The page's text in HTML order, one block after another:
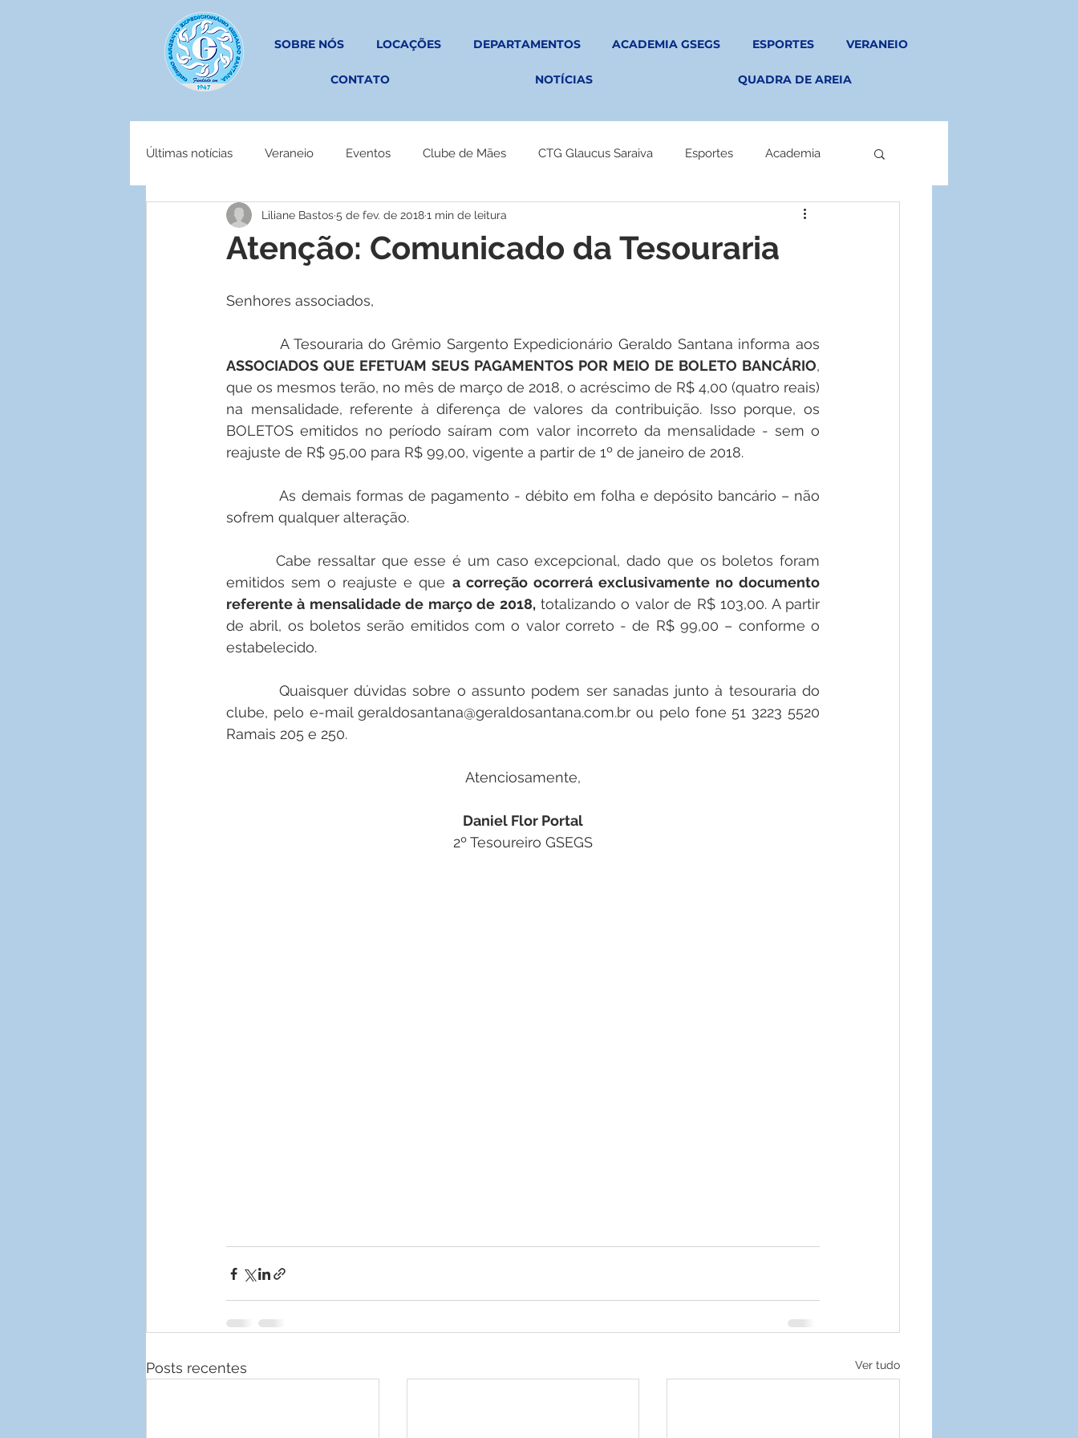
SOBRE NÓS LOCAÇÕES DEPARTAMENTOS ACADEMIA GSEGS ESPORTES VERANEIO
CONTATO NOTÍCIAS QUADRA DE AREIA
Últimas notícias Veraneio Eventos Clube de Mães CTG Glaucus Saraiva Esportes Academia
EM OBRAS
Atenção: Comunicado da Tesouraria
Liliane Bastos5 de fev. de 20181 min de leitura
Senhores associados,
ASSOCIADOS QUE EFETUAM SEUS PAGAMENTOS POR MEIO DE BOLETO BANCÁRIO,
que os mesmos terão, no mês de março de 2018, o acréscimo de R$ 4,00 (quatro reais)
na mensalidade, referente à diferença de valores da contribuição. Isso porque, os
BOLETOS emitidos no período saíram com valor incorreto da mensalidade - sem o
reajuste de R$ 95,00 para R$ 99,00, vigente a partir de 1º de janeiro de 2018.
           As demais formas de pagamento - débito em folha e depósito bancário – não
sofrem qualquer alteração.
emitidos sem o reajuste e que a correção ocorrerá exclusivamente no documento
referente à mensalidade de março de 2018, totalizando o valor de R$ 103,00. A partir
de abril, os boletos serão emitidos com o valor correto - de R$ 99,00 – conforme o
estabelecido.
clube, pelo e-mail geraldosantana@geraldosantana.com.br ou pelo fone 51 3223 5520
Ramais 205 e 250.
Atenciosamente,
Daniel Flor Portal
2º Tesoureiro GSEGS
Posts recentes Ver tudo